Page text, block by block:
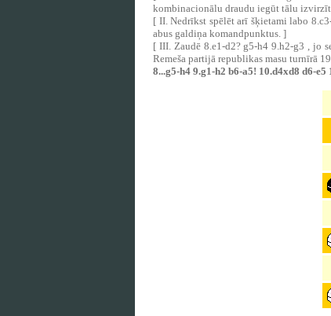
kombinacionālu draudu iegūt tālu
[ II. Nedrīkst spēlēt arī šķietami labo
abus galdiņa komandpunktus. ]
[ III. Zaudē 8.e1-d2? g5-h4 9.h2-g3 , jo
Remeša partijā republikas masu turnīrā
8...g5-h4 9.g1-h2 b6-a5! 10.d4xd8 d6-